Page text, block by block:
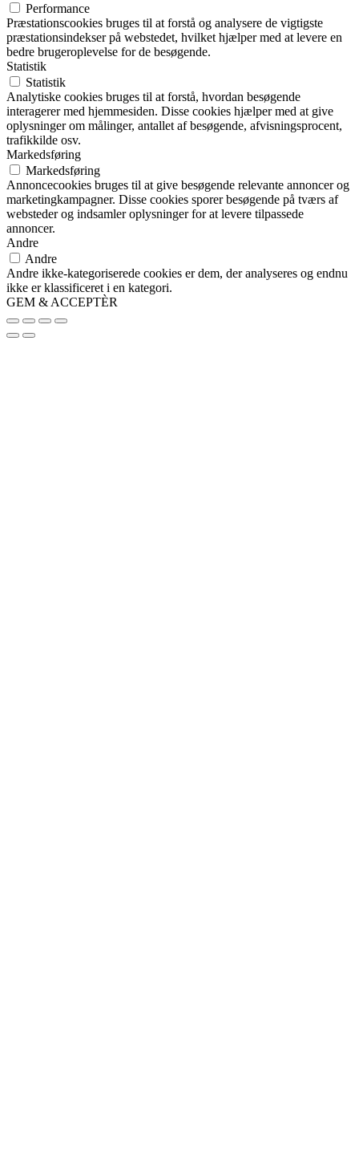
Performance
Præstationscookies bruges til at forstå og analysere de vigtigste
præstationsindekser på webstedet, hvilket hjælper med at levere en
bedre brugeroplevelse for de besøgende.
Statistik
Statistik
Analytiske cookies bruges til at forstå, hvordan besøgende
interagerer med hjemmesiden. Disse cookies hjælper med at give
oplysninger om målinger, antallet af besøgende, afvisningsprocent,
trafikkilde osv.
Markedsføring
Markedsføring
Annoncecookies bruges til at give besøgende relevante annoncer og
marketingkampagner. Disse cookies sporer besøgende på tværs af
websteder og indsamler oplysninger for at levere tilpassede
annoncer.
Andre
Andre
Andre ikke-kategoriserede cookies er dem, der analyseres og endnu
ikke er klassificeret i en kategori.
GEM & ACCEPTÈR